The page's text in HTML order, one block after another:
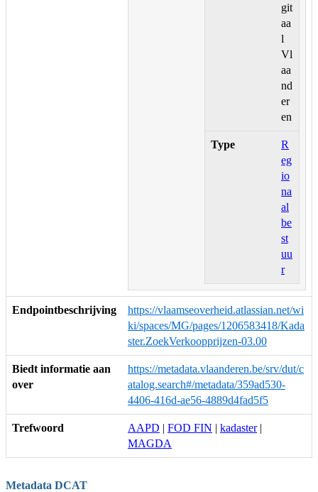
git
aa
l
Vl
aa
nd
er
en
Type
R
eg
io
na
al
be
st
uu
r
Endpointbeschrijving
https://vlaamseoverheid.atlassian.net/wi
ki/spaces/MG/pages/1206583418/Kada
ster.ZoekVerkoopprijzen-03.00
Biedt informatie aan
over
https://metadata.vlaanderen.be/srv/dut/c
atalog.search#/metadata/359ad530-
4406-416d-ae56-4889d4fad5f5
Trefwoord AAPD | FOD FIN | kadaster|
MAGDA
Metadata DCAT